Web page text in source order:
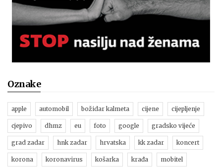
Oznake
apple automobil božidar kalmeta cijene cijepljenje
cjepivo dhmz eu foto google gradsko vijeće
grad zadar hnk zadar hrvatska kk zadar koncert
korona koronavirus košarka krađa mobitel